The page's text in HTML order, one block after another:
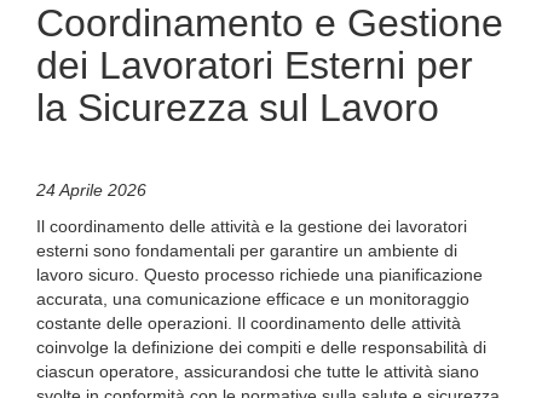
Coordinamento e Gestione
dei Lavoratori Esterni per
la Sicurezza sul Lavoro
24 Aprile 2026
Il coordinamento delle attività e la gestione dei lavoratori
esterni sono fondamentali per garantire un ambiente di
lavoro sicuro. Questo processo richiede una pianificazione
accurata, una comunicazione efficace e un monitoraggio
costante delle operazioni. Il coordinamento delle attività
coinvolge la definizione dei compiti e delle responsabilità di
ciascun operatore, assicurandosi che tutte le attività siano